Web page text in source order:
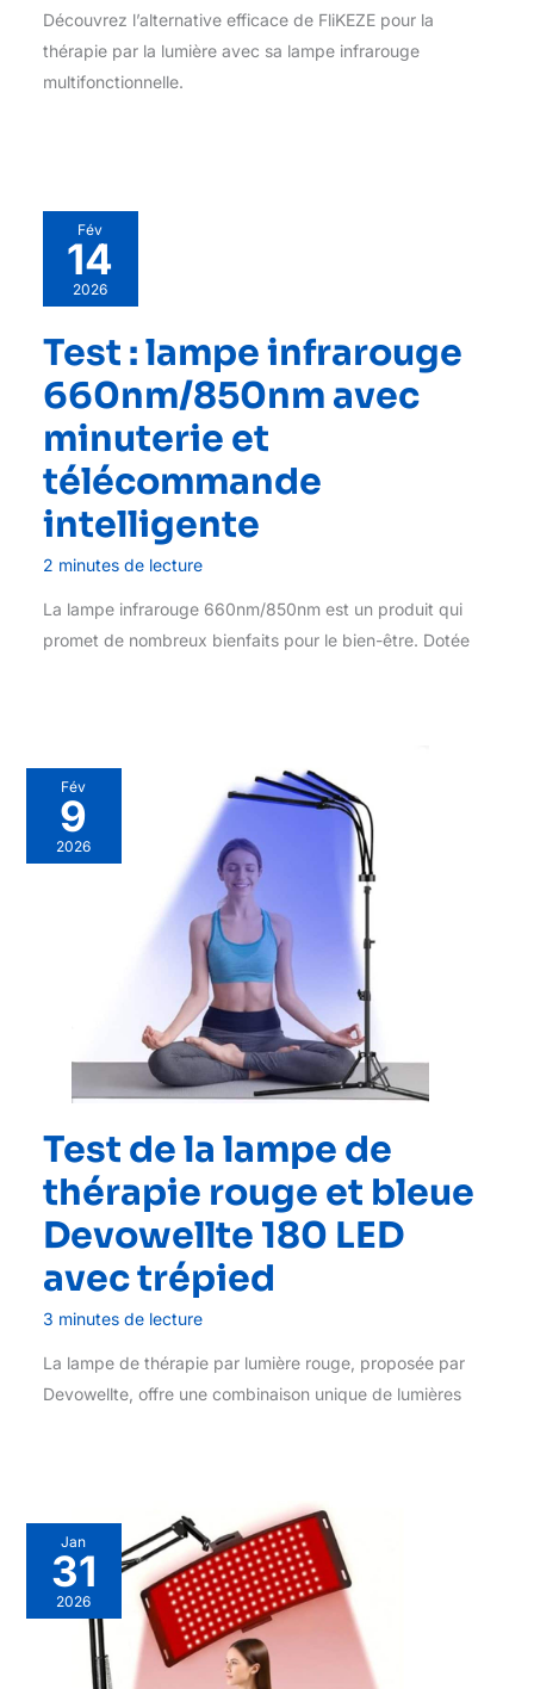
Découvrez l’alternative efficace de FliKEZE pour la
thérapie par la lumière avec sa lampe infrarouge
multifonctionnelle.
Fév
14
2026
Test : lampe infrarouge
660nm/850nm avec
minuterie et
télécommande
intelligente
2 minutes de lecture
La lampe infrarouge 660nm/850nm est un produit qui
promet de nombreux bienfaits pour le bien-être. Dotée
Fév
9
2026
Test de la lampe de
thérapie rouge et bleue
Devowellte 180 LED
avec trépied
3 minutes de lecture
La lampe de thérapie par lumière rouge, proposée par
Devowellte, offre une combinaison unique de lumières
Jan
31
2026